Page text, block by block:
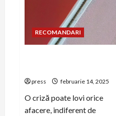
organizațională
pozitivă
prin
PR
intern
RECOMANDARI
press februarie 14, 2025
O criză poate lovi orice
afacere, indiferent de